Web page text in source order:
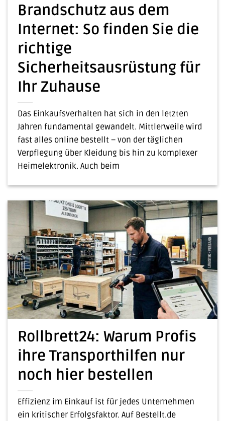
Brandschutz aus dem
Internet: So finden Sie die
richtige
Sicherheitsausrüstung für
Ihr Zuhause
Das Einkaufsverhalten hat sich in den letzten
Jahren fundamental gewandelt. Mittlerweile wird
fast alles online bestellt – von der täglichen
Verpflegung über Kleidung bis hin zu komplexer
Heimelektronik. Auch beim
Rollbrett24: Warum Profis
ihre Transporthilfen nur
noch hier bestellen
Effizienz im Einkauf ist für jedes Unternehmen
ein kritischer Erfolgsfaktor. Auf Bestellt.de